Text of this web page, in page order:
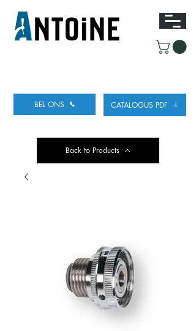
BEL ONS CATALOGUS PDF
Back to Products